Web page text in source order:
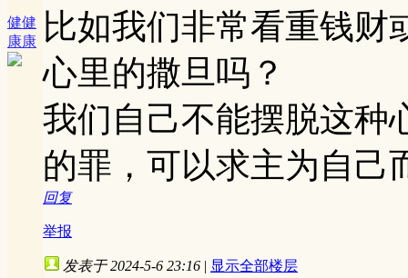
健健
康康
比如我们非常看重钱财
心里的撒旦吗？
我们自己不能摆脱这种
的罪，可以求主为自己
回复
举报
发表于 2024-5-6 23:16 | 显示全部楼层